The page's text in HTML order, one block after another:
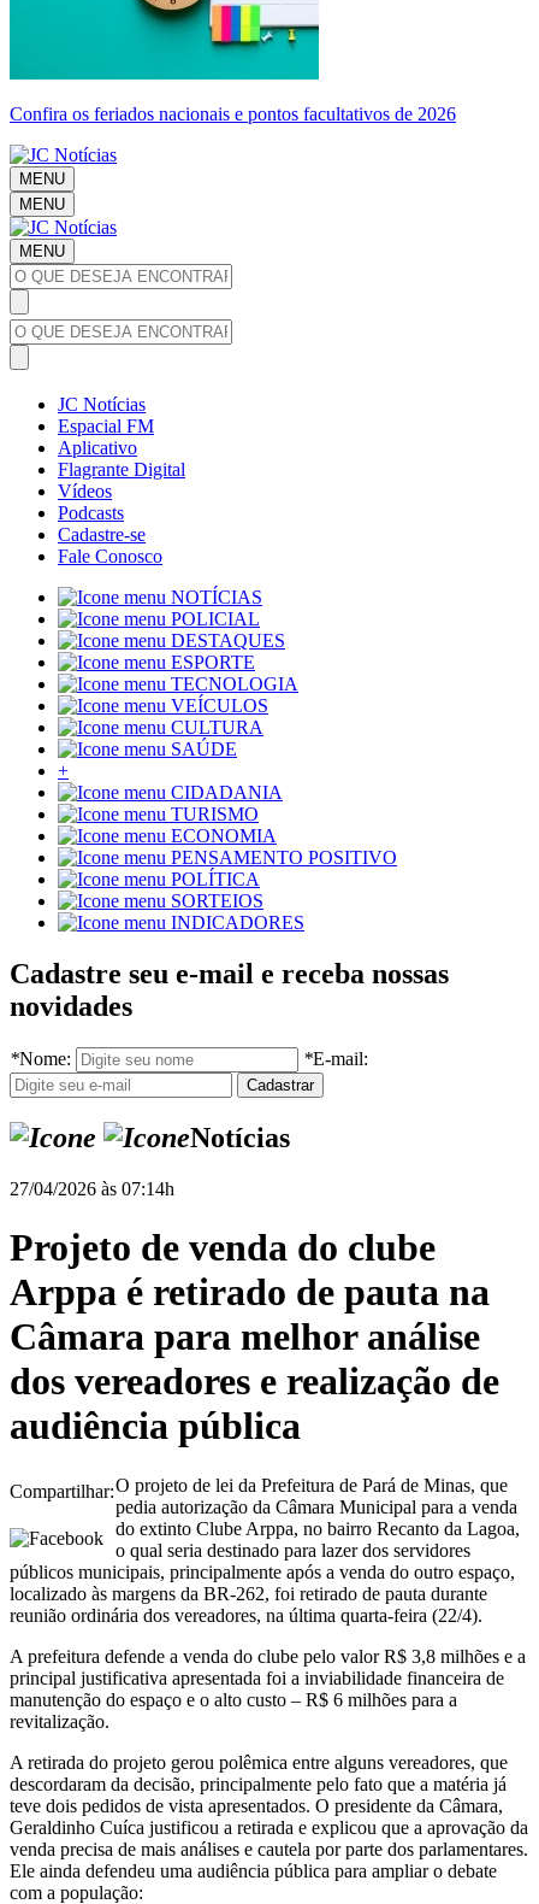
Confira os feriados nacionais e pontos facultativos de 2026
MENU
MENU
MENU
JC Notícias
Espacial FM
Aplicativo
Flagrante Digital
Vídeos
Podcasts
Cadastre-se
Fale Conosco
NOTÍCIAS
POLICIAL
DESTAQUES
ESPORTE
TECNOLOGIA
VEÍCULOS
CULTURA
SAÚDE
+
CIDADANIA
TURISMO
ECONOMIA
PENSAMENTO POSITIVO
POLÍTICA
SORTEIOS
INDICADORES
Cadastre seu e-mail e receba nossas
novidades
*Nome: *E-mail:
Notícias
27/04/2026 às 07:14h
Projeto de venda do clube
Arppa é retirado de pauta na
Câmara para melhor análise
dos vereadores e realização de
audiência pública
Compartilhar:O projeto de lei da Prefeitura de Pará de Minas, que
pedia autorização da Câmara Municipal para a venda
do extinto Clube Arppa, no bairro Recanto da Lagoa,
o qual seria destinado para lazer dos servidores
públicos municipais, principalmente após a venda do outro espaço,
localizado às margens da BR-262, foi retirado de pauta durante
reunião ordinária dos vereadores, na última quarta-feira (22/4).
A prefeitura defende a venda do clube pelo valor R$ 3,8 milhões e a
principal justificativa apresentada foi a inviabilidade financeira de
manutenção do espaço e o alto custo – R$ 6 milhões para a
revitalização.
A retirada do projeto gerou polêmica entre alguns vereadores, que
descordaram da decisão, principalmente pelo fato que a matéria já
teve dois pedidos de vista apresentados. O presidente da Câmara,
Geraldinho Cuíca justificou a retirada e explicou que a aprovação da
venda precisa de mais análises e cautela por parte dos parlamentares.
Ele ainda defendeu uma audiência pública para ampliar o debate
com a população: